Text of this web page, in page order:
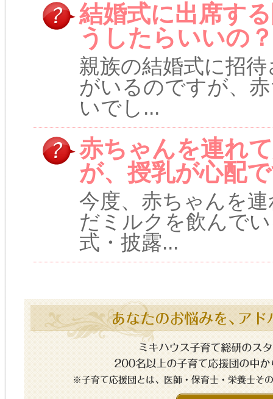
結婚式に出席す
うしたらいいの
親族の結婚式に招
がいるのですが、
いでし...
赤ちゃんを連れ
が、授乳が心配
今度、赤ちゃんを
だミルクを飲んで
式・披露...